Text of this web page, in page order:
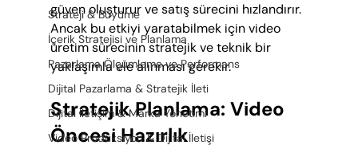
Strateji & Büyüme
İçerik Stratejisi ve Planlama
Pazarlama Ölçümleme ve Performans
Dijital Pazarlama & Stratejik İleti
Dijital İletişim & Marka Yönetimi
Video Prodüksiyon & Dijital İletişi
güven oluşturur ve satış sürecini hızlandırır.
Ancak bu etkiyi yaratabilmek için video
üretim sürecinin stratejik ve teknik bir
yaklaşımla ele alınması gerekir.
Stratejik Planlama: Video
Öncesi Hazırlık